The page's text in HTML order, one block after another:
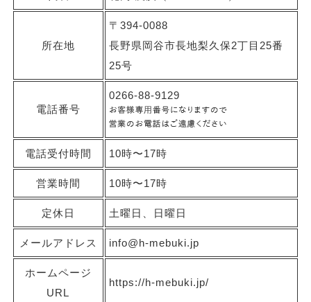
所在地
〒394-0088
長野県岡谷市長地梨久保2丁目25番
25号
電話番号
0266-88-9129
電話受付時間 10時〜17時
営業時間 10時〜17時
定休日 土曜日、日曜日
メールアドレス info@h-mebuki.jp
ホームページ
URL
https://h-mebuki.jp/